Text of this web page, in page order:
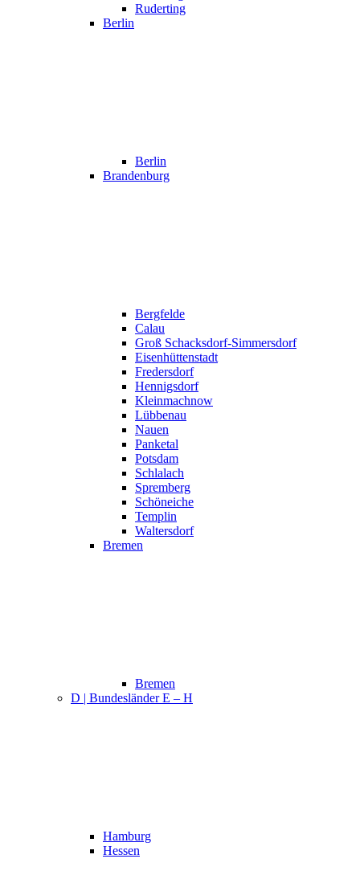
Ruderting
Berlin
Berlin
Brandenburg
Bergfelde
Calau
Groß Schacksdorf-Simmersdorf
Eisenhüttenstadt
Fredersdorf
Hennigsdorf
Kleinmachnow
Lübbenau
Nauen
Panketal
Potsdam
Schlalach
Spremberg
Schöneiche
Templin
Waltersdorf
Bremen
Bremen
D | Bundesländer E – H
Hamburg
Hessen